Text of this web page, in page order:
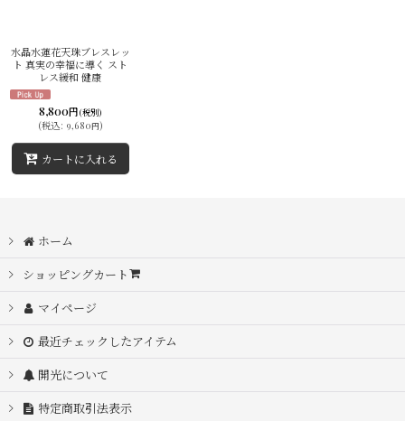
水晶水蓮花天珠ブレスレッ
ト 真実の幸福に導く スト
レス緩和 健康
8,800円 (税別)
(税込: 9,680円)
カートに入れる
ホーム
ショッピングカート
マイページ
最近チェックしたアイテム
開光について
特定商取引法表示